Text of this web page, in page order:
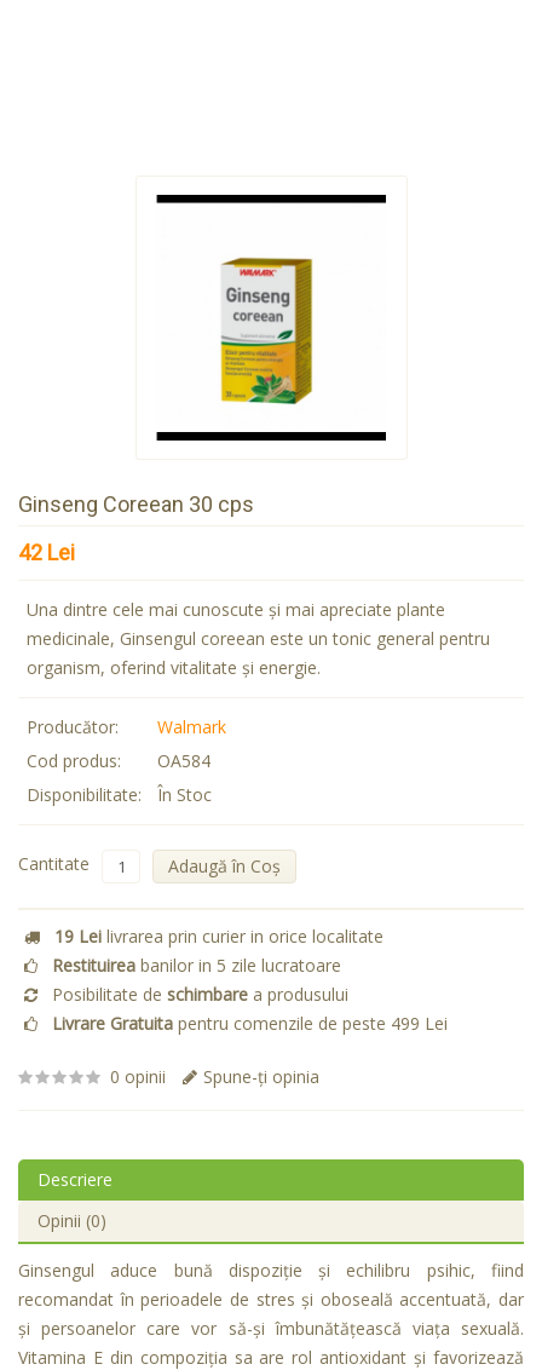
Ginseng Coreean 30 cps
42 Lei
Una dintre cele mai cunoscute şi mai apreciate plante
medicinale, Ginsengul coreean este un tonic general pentru
organism, oferind vitalitate şi energie.
Producător:
Walmark
Cod produs:
OA584
Disponibilitate:
În Stoc
Cantitate Adaugă în Coş
19 Lei livrarea prin curier in orice localitate
Restituirea banilor in 5 zile lucratoare
Posibilitate de schimbare a produsului
Livrare Gratuita pentru comenzile de peste 499 Lei
0 opinii Spune-ţi opinia
Descriere
Opinii (0)
Ginsengul aduce bună dispoziţie şi echilibru psihic, fiind
recomandat în perioadele de stres şi oboseală accentuată, dar
şi persoanelor care vor să-şi îmbunătăţească viaţa sexuală.
Vitamina E din compoziţia sa are rol antioxidant şi favorizează